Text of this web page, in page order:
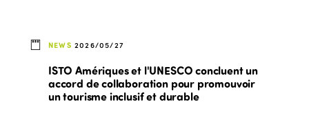
NEWS 2026/05/27
ISTO Amériques et l'UNESCO concluent un
accord de collaboration pour promouvoir
un tourisme inclusif et durable